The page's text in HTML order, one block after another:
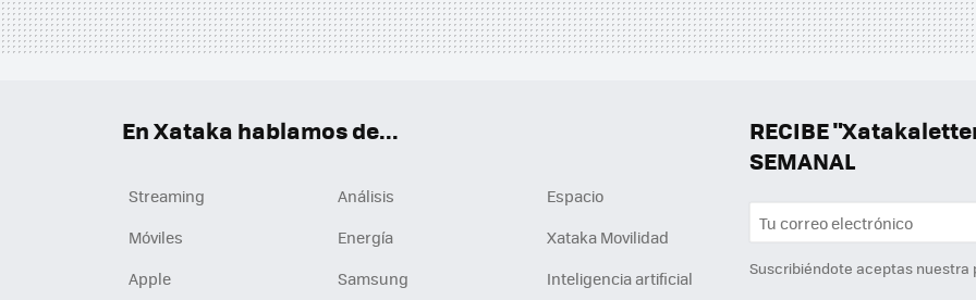
RECIBE
SEMANAL
Suscribiéndote aceptas nuestra
En Xataka hablamos de...
Streaming Análisis
Espacio
Móviles
Energía
Xataka Movilidad
Apple
Samsung Inteligencia artificial